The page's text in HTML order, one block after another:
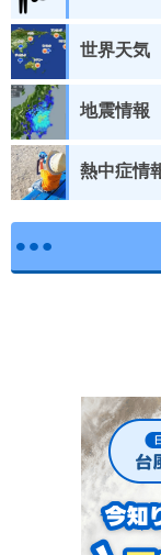
世界天気
地震情報
熱中症情